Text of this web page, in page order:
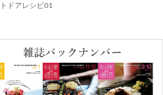
ドアレシピ01